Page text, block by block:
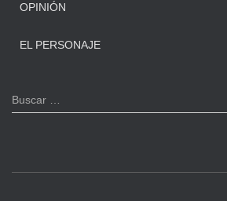
OPINIÓN
EL PERSONAJE
B
u
Buscar …